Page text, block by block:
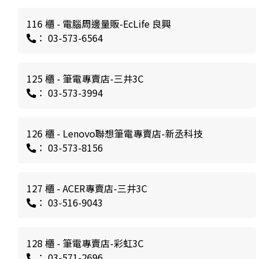
116 櫃 - 電腦周邊量販-EcLife 良興
： 03-573-6564
125 櫃 - 筆電專賣店-三井3C
： 03-573-3994
126 櫃 - Lenovo聯想筆電專賣店-新丞科技
： 03-573-8156
127 櫃 - ACER專賣店-三井3C
： 03-516-9043
128 櫃 - 筆電專賣店-彩虹3C